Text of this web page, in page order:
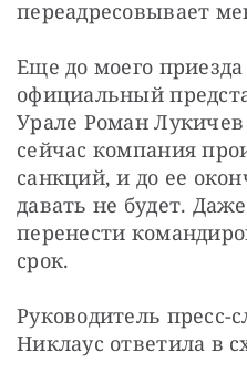
переадресовывает
Еще до моего
официальный
Урале Роман
сейчас компания
санкций, и до ее
давать не будет.
перенести
срок.
Руководитель пресс-
Никлаус ответила в